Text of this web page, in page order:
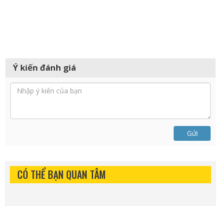
Ý kiến đánh giá
Gửi
CÓ THỂ BẠN QUAN TÂM